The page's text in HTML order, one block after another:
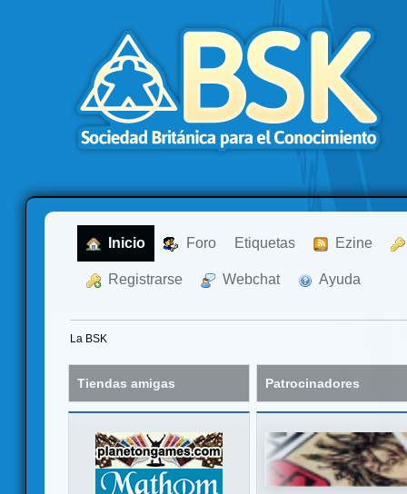
Inicio Foro Etiquetas Ezine
Registrarse Webchat Ayuda
La BSK
Tiendas amigas Patrocinadores